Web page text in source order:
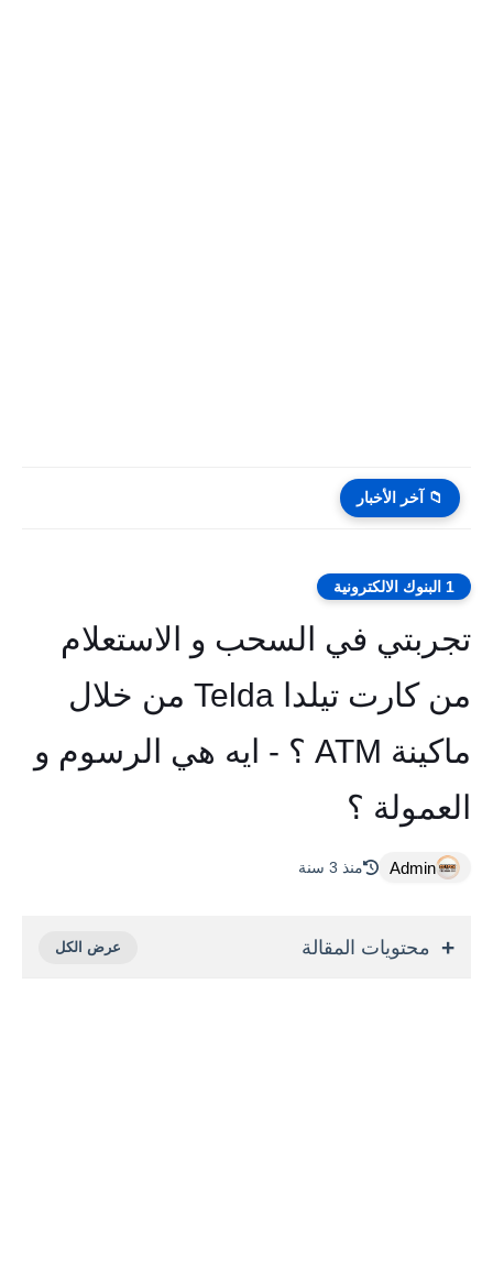
📁 آخر الأخبار
1 البنوك الالكترونية
تجربتي في السحب و الاستعلام
من كارت تيلدا Telda من خلال
ماكينة ATM ؟ - ايه هي الرسوم و
العمولة ؟
Admin منذ 3 سنة
محتويات المقالة